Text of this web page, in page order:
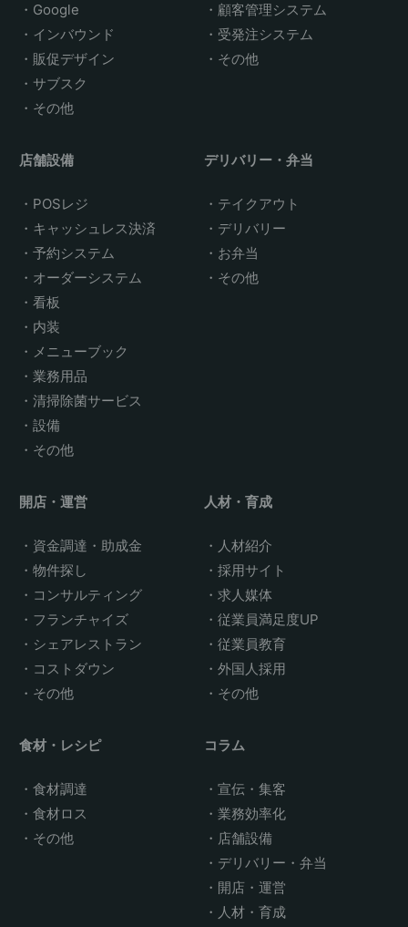
Google
インバウンド
販促デザイン
サブスク
その他
顧客管理システム
受発注システム
その他
店舗設備
POSレジ
キャッシュレス決済
予約システム
オーダーシステム
看板
内装
メニューブック
業務用品
清掃除菌サービス
設備
その他
デリバリー・弁当
テイクアウト
デリバリー
お弁当
その他
開店・運営
資金調達・助成金
物件探し
コンサルティング
フランチャイズ
シェアレストラン
コストダウン
その他
人材・育成
人材紹介
採用サイト
求人媒体
従業員満足度UP
従業員教育
外国人採用
その他
食材・レシピ
食材調達
食材ロス
その他
コラム
宣伝・集客
業務効率化
店舗設備
デリバリー・弁当
開店・運営
人材・育成